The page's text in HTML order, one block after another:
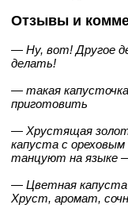
Отзывы и
— Ну, вот! Другое
делать!
— такая
приготовить
— Хрустящая
капуста с
танцуют на языке
— Цветная
Хруст, аромат,